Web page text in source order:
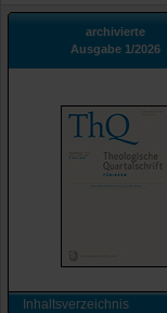
archivierte
Ausgabe 1/2026
Inhaltsverzeichnis